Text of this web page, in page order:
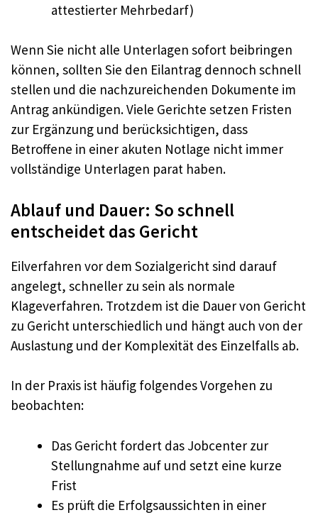
attestierter Mehrbedarf)
Wenn Sie nicht alle Unterlagen sofort beibringen
können, sollten Sie den Eilantrag dennoch schnell
stellen und die nachzureichenden Dokumente im
Antrag ankündigen. Viele Gerichte setzen Fristen
zur Ergänzung und berücksichtigen, dass
Betroffene in einer akuten Notlage nicht immer
vollständige Unterlagen parat haben.
Ablauf und Dauer: So schnell
entscheidet das Gericht
Eilverfahren vor dem Sozialgericht sind darauf
angelegt, schneller zu sein als normale
Klageverfahren. Trotzdem ist die Dauer von Gericht
zu Gericht unterschiedlich und hängt auch von der
Auslastung und der Komplexität des Einzelfalls ab.
In der Praxis ist häufig folgendes Vorgehen zu
beobachten:
Das Gericht fordert das Jobcenter zur
Stellungnahme auf und setzt eine kurze
Frist
Es prüft die Erfolgsaussichten in einer